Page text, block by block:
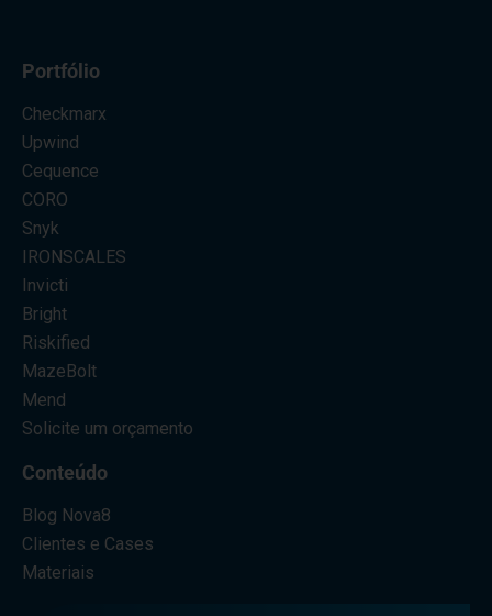
Portfólio
Checkmarx
Upwind
Cequence
CORO
Snyk
IRONSCALES
Invicti
Bright
Riskified
MazeBolt
Mend
Solicite um orçamento
Conteúdo
Blog Nova8
Clientes e Cases
Materiais